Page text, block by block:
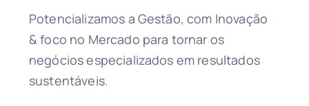
Potencializamos a Gestão, com Inovação
& foco no Mercado para tornar os
negócios especializados em resultados
sustentáveis.